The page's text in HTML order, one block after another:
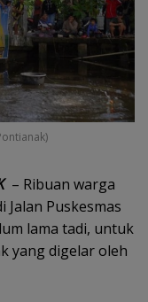
– Ribuan warga
Jalan Puskesmas
lama tadi, untuk
yang digelar oleh